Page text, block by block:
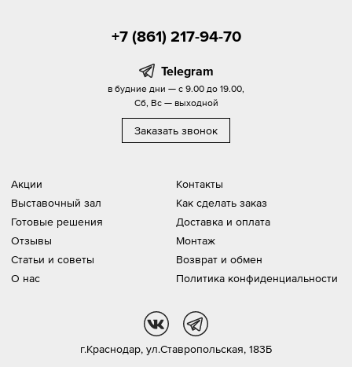
Акции
Выставочный зал
Готовые решения
Отзывы
Статьи и советы
О нас
Контакты
Как сделать заказ
Доставка и оплата
Монтаж
Возврат и обмен
Политика конфиденциальности
+7 (861) 217-94-70
Telegram
в будние дни — с 9.00 до 19.00,
Сб, Вс — выходной
Заказать звонок
г.Краснодар, ул.Ставропольская, 183Б
vk